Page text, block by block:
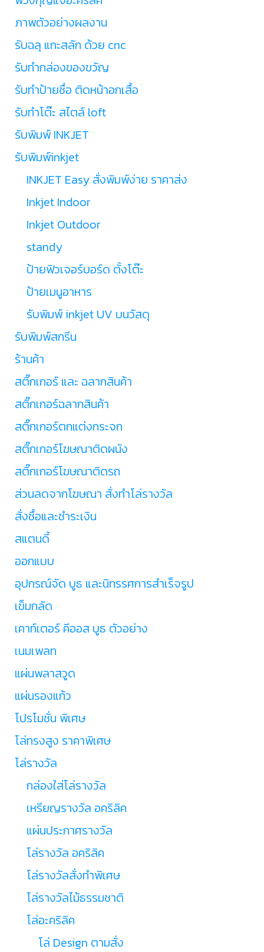
ภาพตัวอย่างผลงาน
รับฉลุ แกะสลัก ด้วย cnc
รับทำกล่องของขวัญ
รับทำป้ายชื่อ ติดหน้าอกเสื้อ
รับทำโต๊ะ สไตล์ loft
รับพิมพ์ INKJET
รับพิมพ์inkjet
INKJET Easy สั่งพิมพ์ง่าย ราคาส่ง
Inkjet Indoor
Inkjet Outdoor
standy
ป้ายฟิวเจอร์บอร์ด ตั้งโต๊ะ
ป้ายเมนูอาหาร
รับพิมพ์ inkjet UV บนวัสดุ
รับพิมพ์สกรีน
ร้านค้า
สติ๊กเกอร์ และ ฉลากสินค้า
สติ๊กเกอร์ฉลากสินค้า
สติ๊กเกอร์ตกแต่งกระจก
สติ๊กเกอร์โฆษณาติดผนัง
สติ๊กเกอร์โฆษณาติดรถ
ส่วนลดจากโฆษณา สั่งทำโล่รางวัล
สั่งซื้อและชำระเงิน
สแตนดี้
ออกแบบ
อุปกรณ์จัด บูธ และนิทรรศการสำเร็จรูป
เข็มกลัด
เคาท์เตอร์ คีออส บูธ ตัวอย่าง
เนมเพลท
แผ่นพลาสวูด
แผ่นรองแก้ว
โปรโมชั่น พิเศษ
โล่ทรงสูง ราคาพิเศษ
โล่รางวัล
กล่องใส่โล่รางวัล
เหรียญรางวัล อคริลิค
แผ่นประกาศรางวัล
โล่รางวัล อคริลิค
โล่รางวัลสั่งทำพิเศษ
โล่รางวัลไม้ธรรมชาติ
โล่อะคริลิค
โล่ Design ตามสั่ง